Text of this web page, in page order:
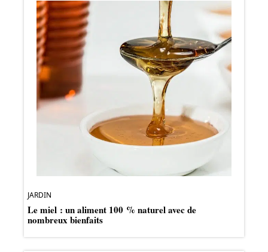
JARDIN
Le miel : un aliment 100 % naturel avec de
nombreux bienfaits